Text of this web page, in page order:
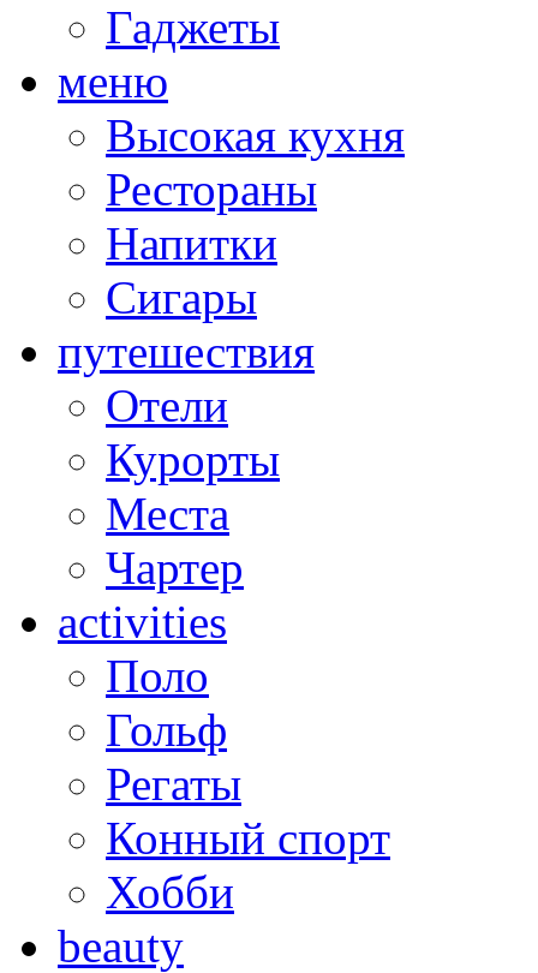
Гаджеты
меню
Высокая кухня
Рестораны
Напитки
Сигары
путешествия
Отели
Курорты
Места
Чартер
activities
Поло
Гольф
Регаты
Конный спорт
Хобби
beauty